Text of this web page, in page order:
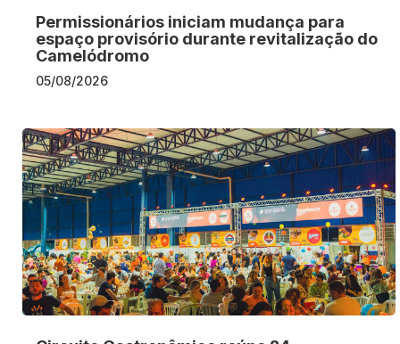
Permissionários iniciam mudança para
espaço provisório durante revitalização do
Camelódromo
05/08/2026